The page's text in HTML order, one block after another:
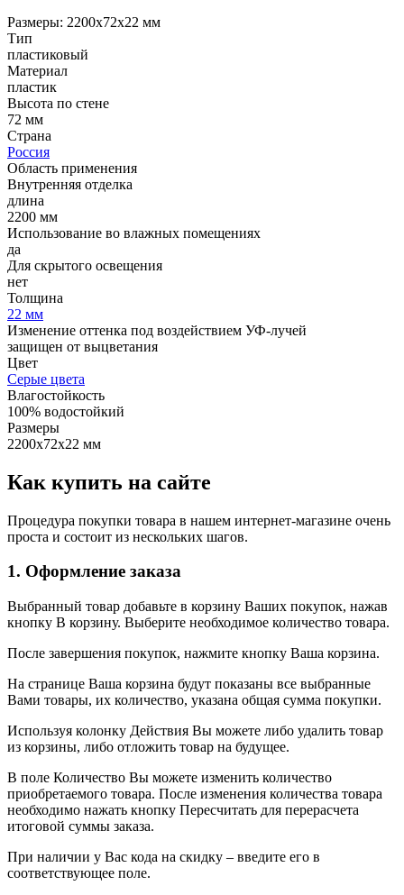
Размеры: 2200х72х22 мм
Тип
пластиковый
Материал
пластик
Высота по стене
72 мм
Страна
Россия
Область применения
Внутренняя отделка
длина
2200 мм
Использование во влажных помещениях
да
Для скрытого освещения
нет
Толщина
22 мм
Изменение оттенка под воздействием УФ-лучей
защищен от выцветания
Цвет
Серые цвета
Влагостойкость
100% водостойкий
Размеры
2200х72х22 мм
Как купить на сайте
Процедура покупки товара в нашем интернет-магазине очень
проста и состоит из нескольких шагов.
1. Оформление заказа
Выбранный товар добавьте в корзину Ваших покупок, нажав
кнопку В корзину. Выберите необходимое количество товара.
После завершения покупок, нажмите кнопку Ваша корзина.
На странице Ваша корзина будут показаны все выбранные
Вами товары, их количество, указана общая сумма покупки.
Используя колонку Действия Вы можете либо удалить товар
из корзины, либо отложить товар на будущее.
В поле Количество Вы можете изменить количество
приобретаемого товара. После изменения количества товара
необходимо нажать кнопку Пересчитать для перерасчета
итоговой суммы заказа.
При наличии у Вас кода на скидку – введите его в
соответствующее поле.